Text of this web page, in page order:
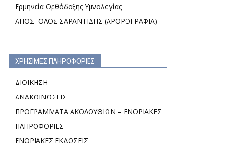
Ερμηνεία Ορθόδοξης Υμνολογίας
ΑΠΟΣΤΟΛΟΣ ΣΑΡΑΝΤΙΔΗΣ (ΑΡΘΡΟΓΡΑΦΙΑ)
ΧΡΗΣΙΜΕΣ ΠΛΗΡΟΦΟΡΙΕΣ
ΔΙΟΙΚΗΣΗ
ΑΝΑΚΟΙΝΩΣΕΙΣ
ΠΡΟΓΡΑΜΜΑΤΑ ΑΚΟΛΟΥΘΙΩΝ – ΕΝΟΡΙΑΚΕΣ
ΠΛΗΡΟΦΟΡΙΕΣ
ΕΝΟΡΙΑΚΕΣ ΕΚΔΟΣΕΙΣ